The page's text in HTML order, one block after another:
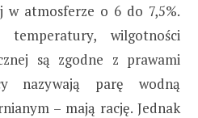
w atmosferze o 6 do 7,5%.
temperatury, wilgotności
są zgodne z prawami
nazywają parę wodną
– mają rację. Jednak